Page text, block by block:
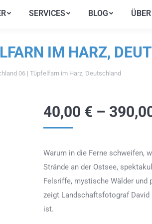
SERVICES BLOG ÜBER
IM HARZ,
06 | Tüpfelfarn im Harz, Deutschland
40,00 € –
Warum in die Ferne schweifen,
Strände an der Ostsee,
Felsriffe, mystische Wälder und
zeigt Landschaftsfotograf
ist.
SERVICES BLOG ÜBER